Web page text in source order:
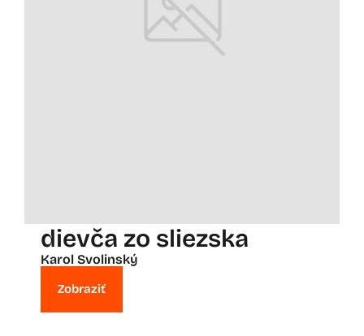
dievča zo sliezska
Karol Svolinský
Zobraziť